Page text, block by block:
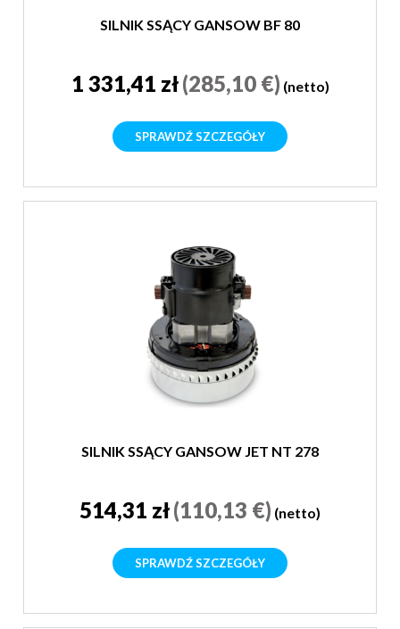
SILNIK SSĄCY GANSOW BF 80
1 331,41 zł(285,10 €) (netto)
SPRAWDŹ SZCZEGÓŁY
SILNIK SSĄCY GANSOW JET NT 278
514,31 zł(110,13 €) (netto)
SPRAWDŹ SZCZEGÓŁY